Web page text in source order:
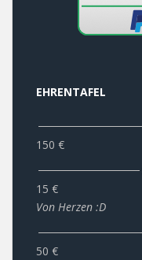
EHRENTAFEL
150 €
15 €
Von Herzen :D
50 €